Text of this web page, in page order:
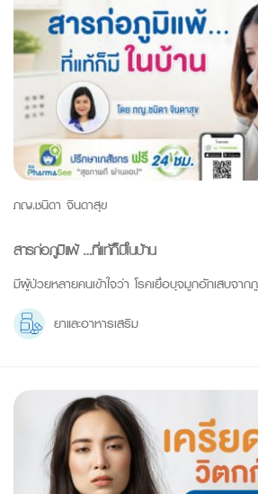
ภญ.ชนิดา จินดาสุข
สารก่อภูมิแพ้ …ที่แท้ก็มีในบ้าน
มีผู้ป่วยหลายคนเข้าใจว่า โรคเยื่อบุจมูกอักเสบจาก
ยาและอาหารเสริม